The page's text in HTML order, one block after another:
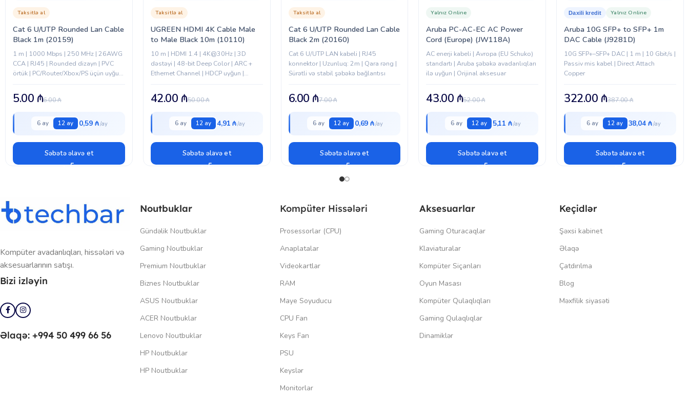
Cat 6 U/UTP Rounded Lan Cable
Black 1m (20159)
Taksitlə al
1 m | 1000 Mbps | 250 MHz | 26AWG
CCA | RJ45 | Rounded dizayn | PVC
örtük | PC/Router/Xbox/PS üçün uyğun
6.00₼
5.00 ₼
6 ay 12 ay 0,59 ₼
Səbətə əlavə et
UGREEN HDMI 4K Cable Male
to Male Black 10m (10110)
Taksitlə al
10 m | HDMI 1.4 | 4K@30Hz | 3D
dəstəyi | 48-bit Deep Color | ARC +
Ethernet Channel | HDCP uyğun |
50.00₼
42.00 ₼
6 ay 12 ay 4,91 ₼
Səbətə əlavə et
Cat 6 U/UTP Rounded Lan Cable
Black 2m (20160)
Taksitlə al
Cat 6 U/UTP LAN kabeli | RJ45
konnektor | Uzunluq: 2m | Qara rəng |
Sürətli və stabil şəbəkə bağlantısı
7.00₼
6.00 ₼
6 ay 12 ay 0,69 ₼
Səbətə əlavə et
Aruba PC-AC-EC AC Power
Cord (Europe) (JW118A)
Yalnız Online
AC enerji kabeli | Avropa (EU Schuko)
standartı | Aruba şəbəkə avadanlıqları
ilə uyğun | Orijinal aksesuar
52.00₼
43.00 ₼
6 ay 12 ay 5,11 ₼
Səbətə əlavə et
Aruba 10G SFP+ to SFP+ 1m
DAC Cable (J9281D)
Daxili kredit Yalnız Online
10G SFP+–SFP+ DAC | 1 m | 10 Gbit/s |
Passiv mis kabel | Direct Attach
Copper
387.00₼
322.00 ₼
6 ay 12 ay 38,04 ₼
Səbətə əlavə et
Kompüter avadanlıqları, hissələri və
aksesuarlarının satışı.
Bizi izləyin
Əlaqə: +994 50 499 66 56
Noutbuklar
Gündəlik Noutbuklar
Gaming Noutbuklar
Premium Noutbuklar
Biznes Noutbuklar
ASUS Noutbuklar
ACER Noutbuklar
Lenovo Noutbuklar
HP Noutbuklar
HP Noutbuklar
Kompüter Hissələri
Prosessorlar (CPU)
Anaplatalar
Videokartlar
RAM
Maye Soyuducu
CPU Fan
Keys Fan
PSU
Keyslər
Monitorlar
Aksesuarlar
Gaming Oturacaqlar
Klaviaturalar
Kompüter Siçanları
Oyun Masası
Kompüter Qulaqlıqları
Gaming Qulaqlıqlar
Dinamiklər
Keçidlər
Şəxsi kabinet
Əlaqə
Çatdırılma
Blog
Məxfilik siyasəti